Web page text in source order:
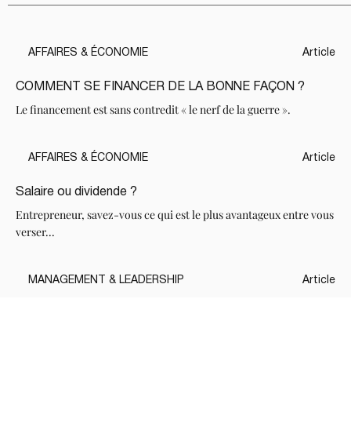
Article
COMMENT SE FINANCER DE LA BONNE FAÇON ?
Le financement est sans contredit « le nerf de la guerre ».
AFFAIRES & ÉCONOMIE
Article
Salaire ou dividende ?
Entrepreneur, savez-vous ce qui est le plus avantageux entre vous
verser...
AFFAIRES & ÉCONOMIE
Article
MANAGEMENT & LEADERSHIP